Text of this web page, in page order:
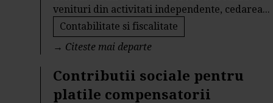
venituri din activitati independente, cedarea...
Contabilitate si fiscalitate
→ Citeste mai departe
Contributii sociale pentru
platile compensatorii